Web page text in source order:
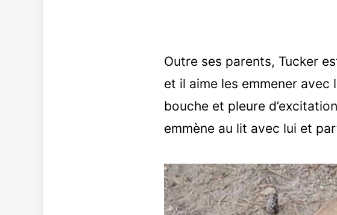
Outre ses parents, Tucker
et il aime les emmener
bouche et pleure
emmène au lit avec lui et